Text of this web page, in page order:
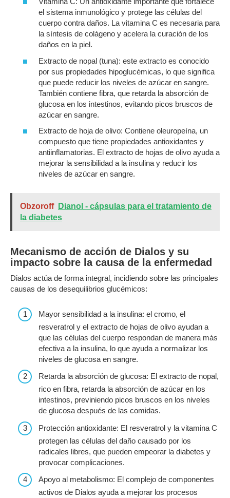
el sistema inmunológico y protege las células del
cuerpo contra daños. La vitamina C es necesaria para
la síntesis de colágeno y acelera la curación de los
daños en la piel.
Extracto de nopal (tuna): este extracto es conocido
por sus propiedades hipoglucémicas, lo que significa
que puede reducir los niveles de azúcar en sangre.
También contiene fibra, que retarda la absorción de
glucosa en los intestinos, evitando picos bruscos de
azúcar en sangre.
Extracto de hoja de olivo: Contiene oleuropeína, un
compuesto que tiene propiedades antioxidantes y
antiinflamatorias. El extracto de hojas de olivo ayuda a
mejorar la sensibilidad a la insulina y reducir los
niveles de azúcar en sangre.
Obzoroff
Dianol - cápsulas para el tratamiento de
la diabetes
Mecanismo de acción de Dialos y su
impacto sobre la causa de la enfermedad
Dialos actúa de forma integral, incidiendo sobre las principales
causas de los desequilibrios glucémicos:
Mayor sensibilidad a la insulina: el cromo, el
resveratrol y el extracto de hojas de olivo ayudan a
que las células del cuerpo respondan de manera más
efectiva a la insulina, lo que ayuda a normalizar los
niveles de glucosa en sangre.
Retarda la absorción de glucosa: El extracto de nopal,
rico en fibra, retarda la absorción de azúcar en los
intestinos, previniendo picos bruscos en los niveles
de glucosa después de las comidas.
Protección antioxidante: El resveratrol y la vitamina C
protegen las células del daño causado por los
radicales libres, que pueden empeorar la diabetes y
provocar complicaciones.
Apoyo al metabolismo: El complejo de componentes
activos de Dialos ayuda a mejorar los procesos